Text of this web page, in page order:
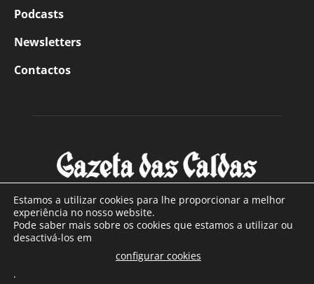
Podcasts
Newsletters
Contactos
SOBRE NÓS
Com sede nas Caldas da Rainha e mais de 90 anos de
Estamos a utilizar cookies para lhe proporcionar a melhor
experiência no nosso website.
Pode saber mais sobre os cookies que estamos a utilizar ou
desactivá-los em
configurar cookies
.